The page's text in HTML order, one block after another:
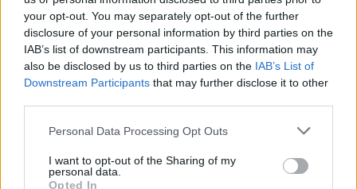
your opt-out. You may separately opt-out of the further
disclosure of your personal information by third parties on the
IAB’s list of downstream participants. This information may
also be disclosed by us to third parties on the IAB’s List of
Downstream Participants that may further disclose it to other
Personal Data Processing Opt Outs
I want to opt-out of the Sharing of my
personal data.
Opted In
Több mint 84 ezer érettségiző, és közel 58 ezer
felvételiző
Hányan jelentkeztek a 2020-as tavaszi érettségire, és mennyien
a különböző tantárgyakból? Mik voltak a legnépszerűbb alap- és
érettségivel és felsőoktatási felvételivel kapcsolatos legfontosabb
számokat.